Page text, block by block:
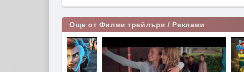
Още от Филми трейлъри / Реклами